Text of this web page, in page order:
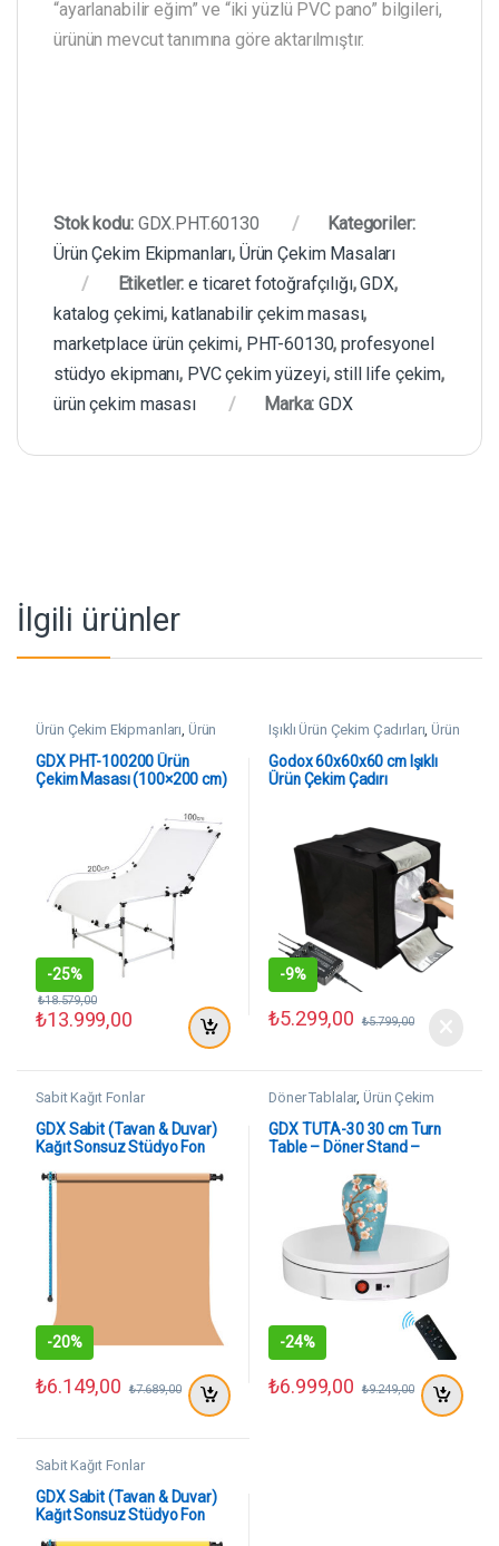
“ayarlanabilir eğim” ve “iki yüzlü PVC pano” bilgileri,
ürünün mevcut tanımına göre aktarılmıştır.
Stok kodu: GDX.PHT.60130
Kategoriler:
Ürün Çekim Ekipmanları, Ürün Çekim Masaları
Etiketler:e ticaret fotoğrafçılığı,GDX,
katalog çekimi, katlanabilir çekim masası,
marketplace ürün çekimi, PHT-60130,profesyonel
stüdyo ekipmanı, PVC çekim yüzeyi, still life çekim,
ürün çekim masası
Marka:GDX
İlgili ürünler
Ürün Çekim Ekipmanları Ürün
GDX PHT-100200 Ürün
Çekim Masası (100×200 cm)
-25%
₺13.999,00
₺18.579,00
Işıklı Ürün Çekim Çadırları ,Ürün
Godox 60x60x60 cm Işıklı
Ürün Çekim Çadırı
-9%
₺5.299,00 ₺5.799,00
Sabit Kağıt Fonlar
GDX Sabit (Tavan & Duvar)
Kağıt Sonsuz Stüdyo Fon
Metre
-20%
₺6.149,00 ₺7.689,00
Döner Tablalar,Ürün Çekim
GDX TUTA-30 30 cm Turn
Table – Döner Stand –
-24%
₺6.999,00 ₺9.249,00
Sabit Kağıt Fonlar
GDX Sabit (Tavan & Duvar)
Kağıt Sonsuz Stüdyo Fon